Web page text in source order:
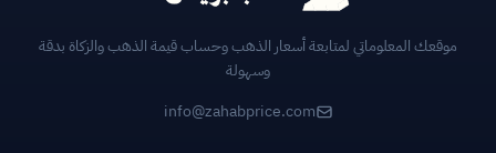
موقعك المعلوماتي لمتابعة أسعار الذهب وحساب قيمة الذهب والزكاة بدقة
وسهولة
info@zahabprice.com